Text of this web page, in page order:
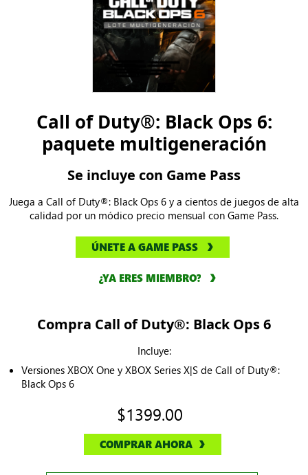
Call of Duty®: Black Ops 6:
paquete multigeneración
Se incluye con Game Pass
Juega a Call of Duty®: Black Ops 6 y a cientos de juegos de alta
calidad por un módico precio mensual con Game Pass.
ÚNETE A GAME PASS
¿YA ERES MIEMBRO?
Compra Call of Duty®: Black Ops 6
Incluye:
Versiones XBOX One y XBOX Series X|S de Call of Duty®:
Black Ops 6
$1399.00
COMPRAR AHORA